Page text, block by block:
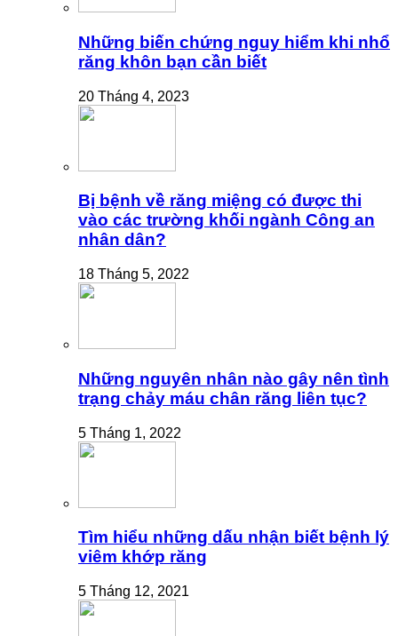
Những biến chứng nguy hiểm khi nhổ
răng khôn bạn cần biết
20 Tháng 4, 2023
Bị bệnh về răng miệng có được thi
vào các trường khối ngành Công an
nhân dân?
18 Tháng 5, 2022
Những nguyên nhân nào gây nên tình
trạng chảy máu chân răng liên tục?
5 Tháng 1, 2022
Tìm hiểu những dấu nhận biết bệnh lý
viêm khớp răng
5 Tháng 12, 2021